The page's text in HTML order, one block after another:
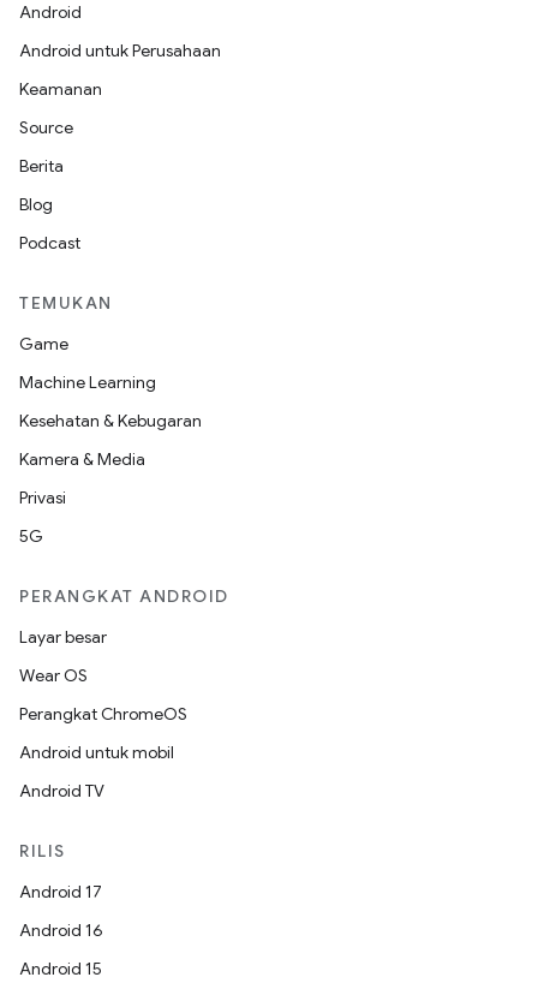
Android
Android untuk Perusahaan
Keamanan
Source
Berita
Blog
Podcast
TEMUKAN
Game
Machine Learning
Kesehatan & Kebugaran
Kamera & Media
Privasi
5G
PERANGKAT ANDROID
Layar besar
Wear OS
Perangkat ChromeOS
Android untuk mobil
Android TV
RILIS
Android 17
Android 16
Android 15